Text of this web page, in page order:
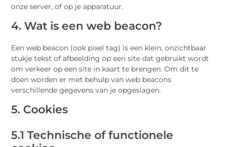
onze server, of op je apparatuur.
4. Wat is een web beacon?
Een web beacon (ook pixel tag) is een klein, onzichtbaar
stukje tekst of afbeelding op een site dat gebruikt wordt
om verkeer op een site in kaart te brengen. Om dit te
doen worden er met behulp van web beacons
verschillende gegevens van je opgeslagen.
5. Cookies
5.1 Technische of functionele